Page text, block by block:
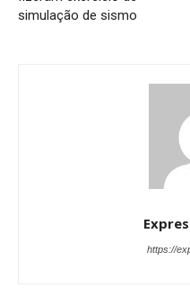
simulação de sismo
https://